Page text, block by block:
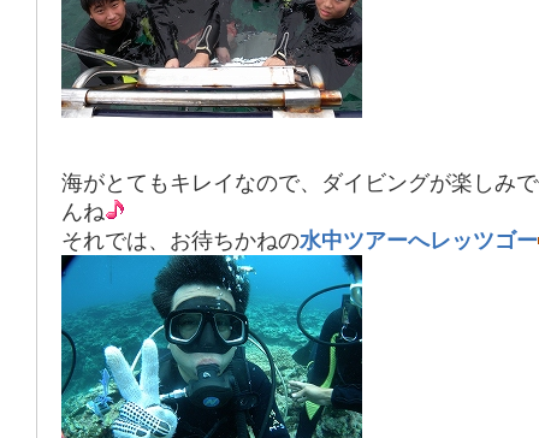
海がとてもキレイなので、ダイビングが楽しみ
んね
それでは、お待ちかねの水中ツアーへレッツゴー